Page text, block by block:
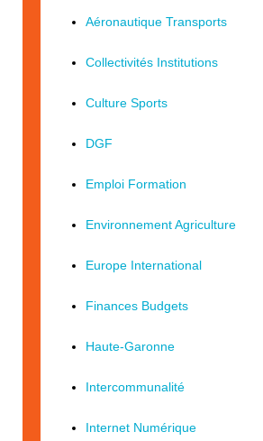
Aéronautique Transports
Collectivités Institutions
Culture Sports
DGF
Emploi Formation
Environnement Agriculture
Europe International
Finances Budgets
Haute-Garonne
Intercommunalité
Internet Numérique